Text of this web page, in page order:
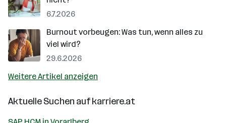
6.7.2026
Burnout vorbeugen: Was tun, wenn alles zu
viel wird?
29.6.2026
Weitere Artikel anzeigen
Aktuelle Suchen aufkarriere.at